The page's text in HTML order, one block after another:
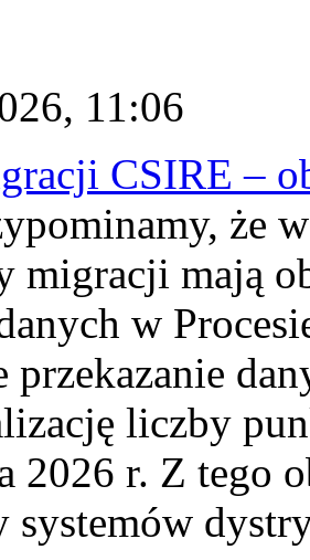
11:06
CSIRE –
że
migracji mają
w
przekazanie
liczby
2026 r. Z tego
systemów